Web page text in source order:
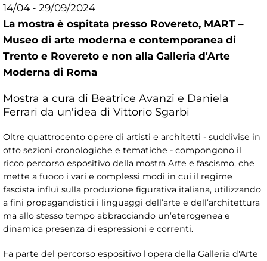
14/04 - 29/09/2024
La mostra è ospitata presso Rovereto, MART –
Museo di arte moderna e contemporanea di
Trento e Rovereto e non alla Galleria d'Arte
Moderna di Roma
Mostra a cura di Beatrice Avanzi e Daniela
Ferrari da un'idea di Vittorio Sgarbi
Oltre quattrocento opere di artisti e architetti - suddivise in
otto sezioni cronologiche e tematiche - compongono il
ricco percorso espositivo della mostra Arte e fascismo, che
mette a fuoco i vari e complessi modi in cui il regime
fascista influì sulla produzione figurativa italiana, utilizzando
a fini propagandistici i linguaggi dell’arte e dell’architettura
ma allo stesso tempo abbracciando un’eterogenea e
dinamica presenza di espressioni e correnti.
Fa parte del percorso espositivo l'opera della Galleria d'Arte